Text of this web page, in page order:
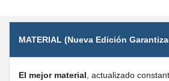
MATERIAL (Nueva Edición
El mejor material , actualizado